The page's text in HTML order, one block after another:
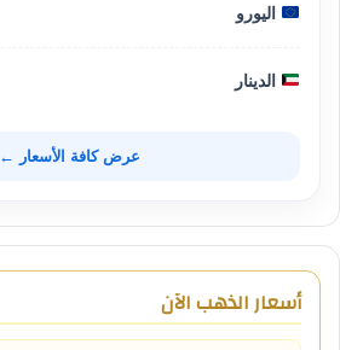
اليورو
الدينار
عرض كافة الأسعار ←
أسعار الذهب الآن